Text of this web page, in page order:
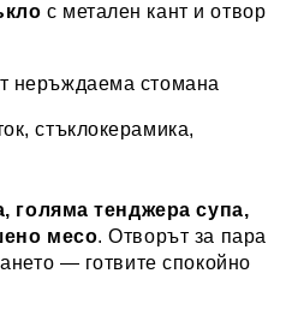
с метален кант и отвор
неръждаема стомана
стъклокерамика,
голяма тенджера супа,
месо. Отворът за пара
— готвите спокойно